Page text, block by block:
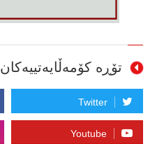
تۆڕە کۆمەڵایەتییەکان